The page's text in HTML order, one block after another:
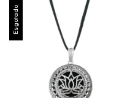
Esgotado